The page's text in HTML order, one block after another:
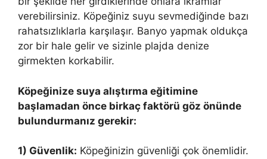
verebilirsiniz. Köpeğiniz suyu sevmediğinde bazı
rahatsızlıklarla karşılaşır. Banyo yapmak oldukça
zor bir hale gelir ve sizinle plajda denize
girmekten korkabilir.
Köpeğinize suya alıştırma eğitimine
başlamadan önce birkaç faktörü göz önünde
bulundurmanız gerekir:
1) Güvenlik: Köpeğinizin güvenliği çok önemlidir.